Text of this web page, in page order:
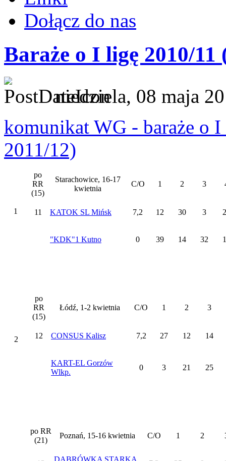
Dołącz do nas
Baraże o I ligę 2010/11
niedziela, 08 maja
komunikat WG - baraże o
2011/12)
1
po
RR
(15)
Starachowice, 16-17
kwietnia
C/O 1 2 3
11 KATOK SL Mińsk 7,2 12 30 3
"KDK"1 Kutno 0 39 14 32
2
po
RR
(15)
Łódź, 1-2 kwietnia C/O 1 2 3
12 CONSUS Kalisz 7,2 27 12 14
KART-EL Gorzów
Wlkp.
0 3 21 25
po RR
(21)
Poznań, 15-16 kwietnia C/O 1 2